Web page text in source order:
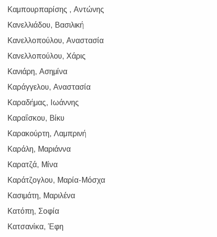
Καμπουρπαρίσης , Αντώνης
Κανελλιάδου, Βασιλική
Κανελλοπούλου, Αναστασία
Κανελλοπούλου, Χάρις
Κανιάρη, Ασημίνα
Καράγγελου, Αναστασία
Καραδήμας, Ιωάννης
Καραΐσκου, Βίκυ
Καρακούρτη, Λαμπρινή
Καράλη, Μαριάννα
Καρατζά, Μίνα
Καράτζογλου, Μαρία-Μόσχα
Κασιμάτη, Μαριλένα
Κατόπη, Σοφία
Κατσανίκα, Έφη